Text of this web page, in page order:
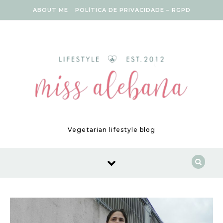
ABOUT ME POLÍTICA DE PRIVACIDADE – RGPD
Vegetarian lifestyle blog